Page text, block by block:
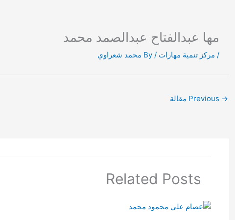
مها عبدالفتاح عبدالصمد محمد
/ مركز تنمية مهارات / By محمد شعراوي
→
Related Posts